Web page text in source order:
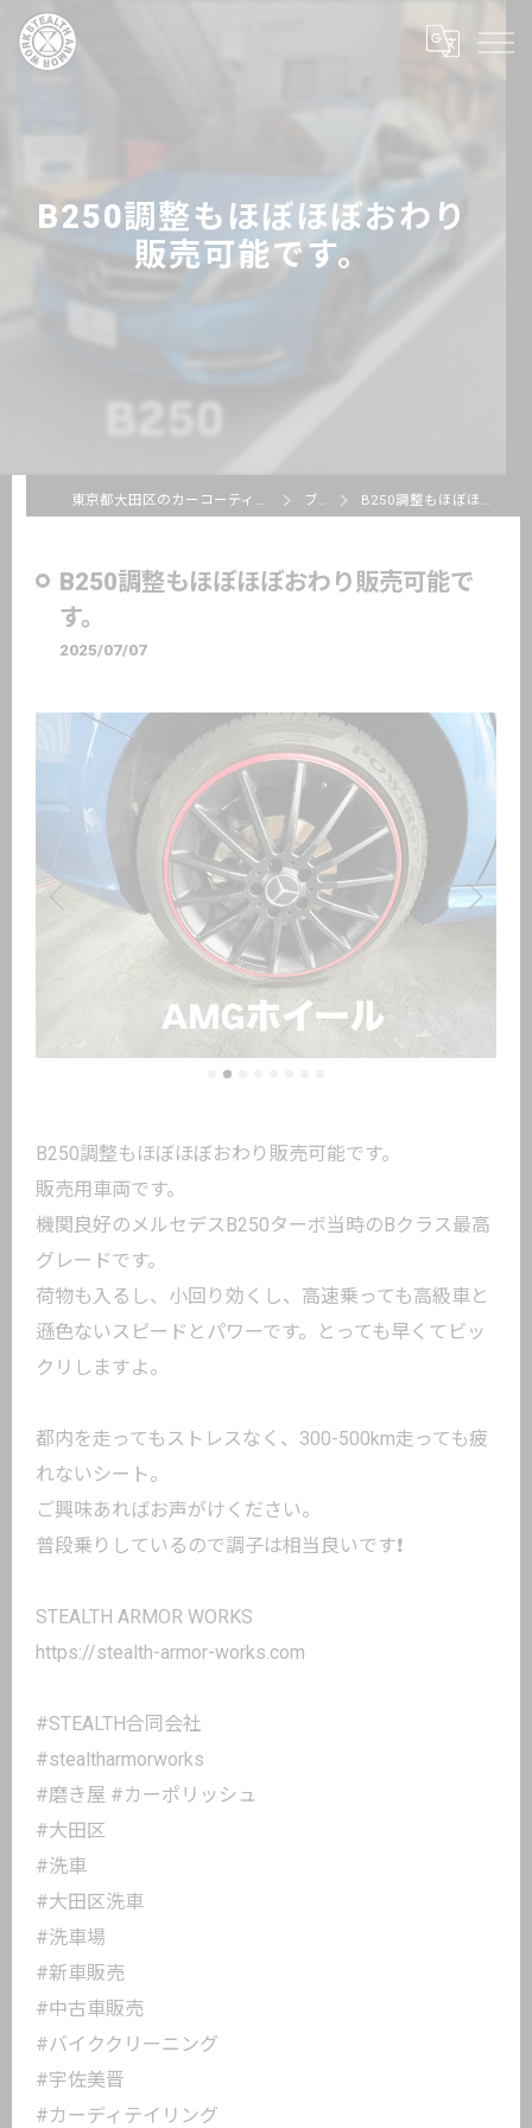
B250調整もほぼほぼおわり
販売可能です。
東京都大田区のカーコーティングならSTEALTH ARMOR WORKS ブログ B250調整もほぼほぼおわり販売可能です。
B250調整もほぼほぼおわり販売可能で
す。
2025/07/07
B250調整もほぼほぼおわり販売可能です。
販売用車両です。
機関良好のメルセデスB250ターボ当時のBクラス最高
グレードです。
荷物も入るし、小回り効くし、高速乗っても高級車と
遜色ないスピードとパワーです。とっても早くてビッ
クリしますよ。
都内を走ってもストレスなく、300-500km走っても疲
れないシート。
ご興味あればお声がけください。
普段乗りしているので調子は相当良いです❗️
STEALTH ARMOR WORKS
https://stealth-armor-works.com
#STEALTH合同会社
#stealtharmorworks
#磨き屋 #カーポリッシュ
#大田区
#洗車
#大田区洗車
#洗車場
#新車販売
#中古車販売
#バイククリーニング
#宇佐美晋
#カーディテイリング